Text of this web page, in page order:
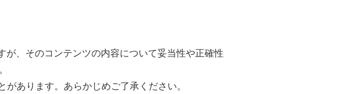
が、そのコンテンツの内容について妥当性や正確性
あります。あらかじめご了承ください。